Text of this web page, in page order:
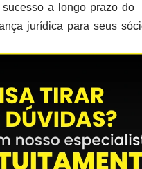
a longo prazo do
jurídica para seus